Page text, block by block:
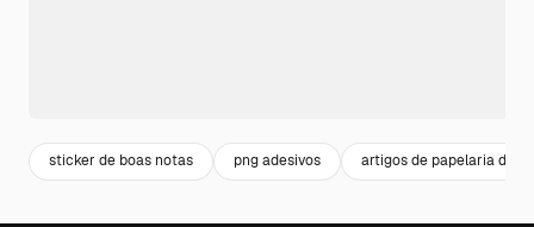
sticker de boas notas png adesivos artigos de papelaria